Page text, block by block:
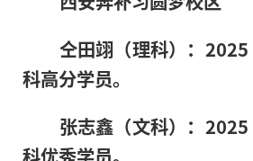
仝田翊（理科）：
科高分学员。
张志鑫（文科）：